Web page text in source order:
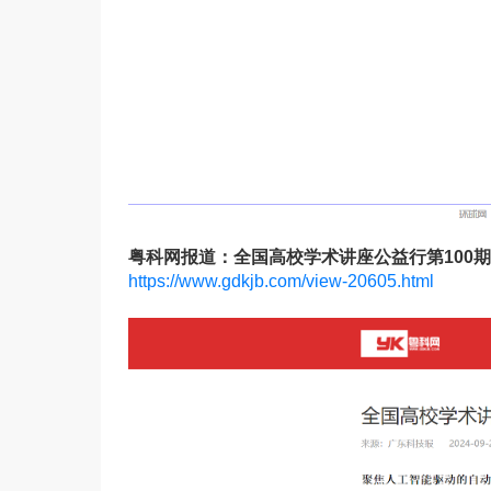
粤科网报道：全国高校学术讲座公益行第100
https://www.gdkjb.com/view-20605.html